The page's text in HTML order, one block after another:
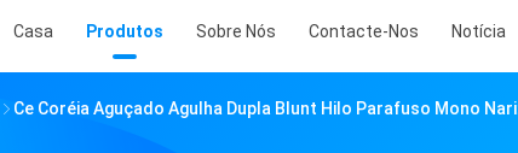
Casa Produtos Sobre Nós Contacte-Nos Notícia
Ce Coréia Aguçado Agulha Dupla Blunt Hilo Parafuso Mono